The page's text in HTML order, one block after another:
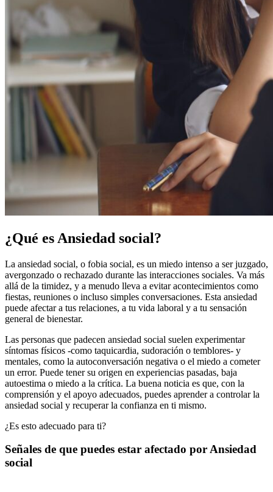
¿Qué es Ansiedad social?
La ansiedad social, o fobia social, es un miedo intenso a ser juzgado,
avergonzado o rechazado durante las interacciones sociales. Va más
allá de la timidez, y a menudo lleva a evitar acontecimientos como
fiestas, reuniones o incluso simples conversaciones. Esta ansiedad
puede afectar a tus relaciones, a tu vida laboral y a tu sensación
general de bienestar.
Las personas que padecen ansiedad social suelen experimentar
síntomas físicos -como taquicardia, sudoración o temblores- y
mentales, como la autoconversación negativa o el miedo a cometer
un error. Puede tener su origen en experiencias pasadas, baja
autoestima o miedo a la crítica. La buena noticia es que, con la
comprensión y el apoyo adecuados, puedes aprender a controlar la
ansiedad social y recuperar la confianza en ti mismo.
¿Es esto adecuado para ti?
Señales de que puedes estar afectado por Ansiedad
social